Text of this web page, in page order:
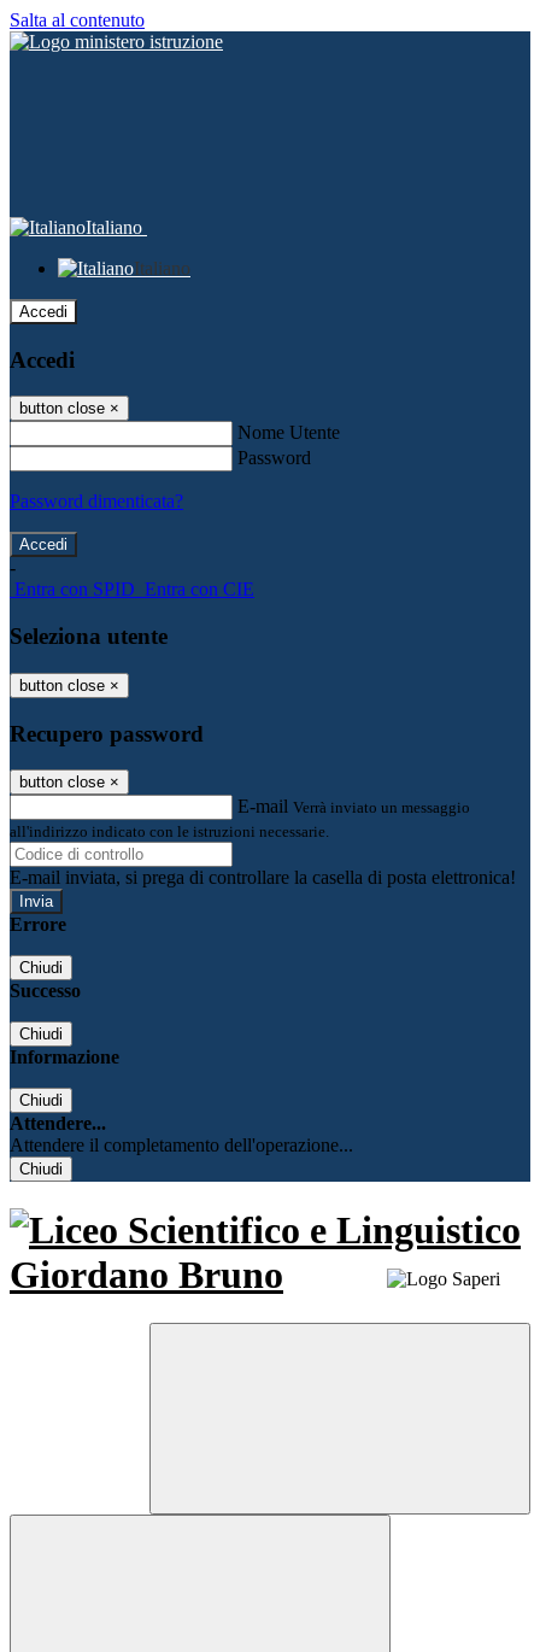
Salta al contenuto
Italiano
Italiano
Accedi
Accedi
button close ×
Nome Utente
Password
Password dimenticata?
-
Entra con SPID Entra con CIE
Seleziona utente
button close ×
Recupero password
button close ×
E-mail Verrà inviato un messaggio
all'indirizzo indicato con le istruzioni necessarie.
E-mail inviata, si prega di controllare la casella di posta elettronica!
Errore
Chiudi
Successo
Chiudi
Informazione
Chiudi
Attendere...
Attendere il completamento dell'operazione...
Chiudi